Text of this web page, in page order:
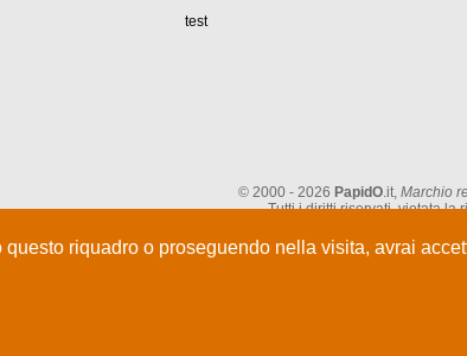
test
© 2000 - 2026 PapidO.it, Marchio
Tutti i diritti riservati, vietata la
riquadro o proseguendo nella visita, avrai